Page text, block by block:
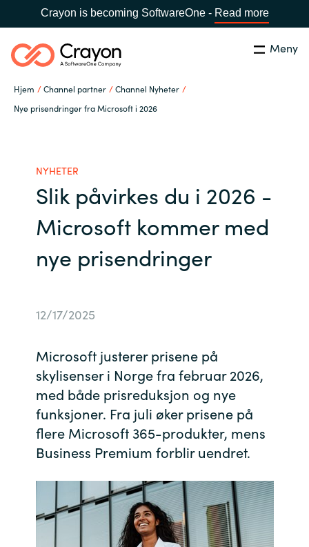
Crayon is becoming SoftwareOne - Read more
Meny
Hjem Channel partner
Channel Nyheter
Nye prisendringer fra Microsoft i 2026
Global site
Africa
Australia
Czechia
Denmark
Estonia
France
Germany
Søk Lukk
Hva gjør vi
Karriere
Kontakt oss
NYHETER
Slik påvirkes du i 2026 -
Microsoft kommer med
nye prisendringer
12/17/2025
Microsoft justerer prisene på
skylisenser i Norge fra februar 2026,
med både prisreduksjon og nye
funksjoner. Fra juli øker prisene på
flere Microsoft 365-produkter, mens
Business Premium forblir uendret.